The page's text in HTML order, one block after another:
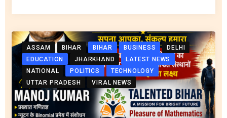
ASSAM BIHAR BIHAR BUSINESS
DELHI
EDUCATION
JHARKHAND
LATEST NEWS
NATIONAL
POLITICS
TECHNOLOGY
UTTAR PRADESH
VIRAL NEWS